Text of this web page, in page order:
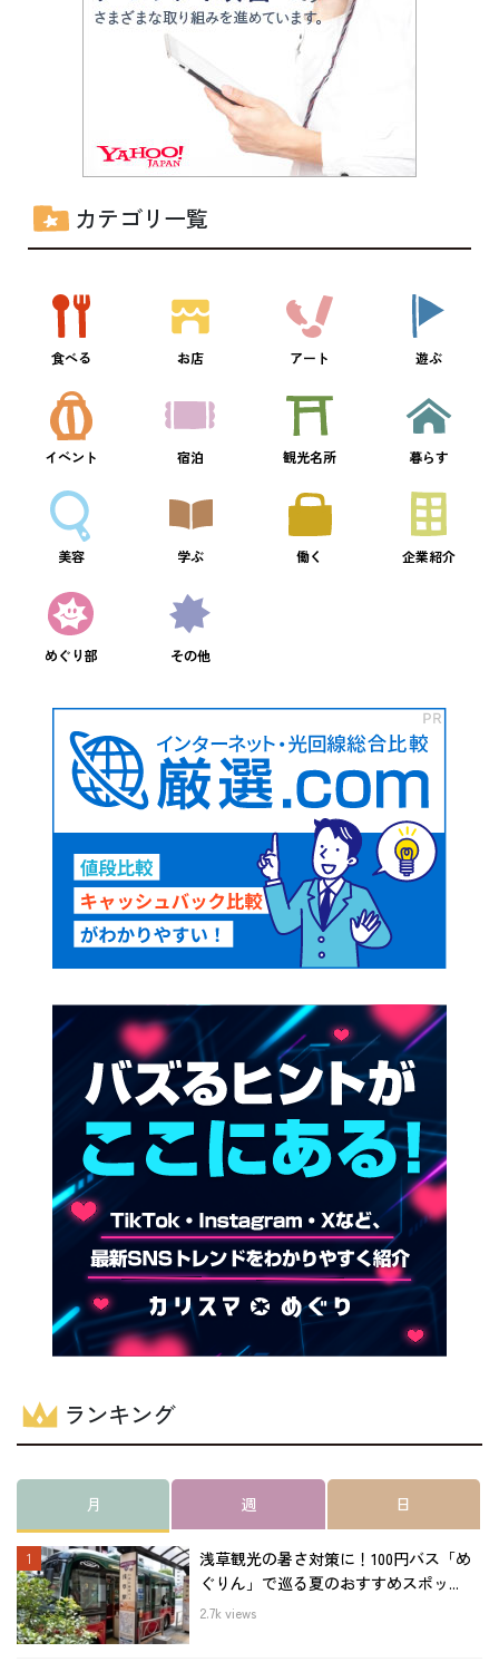
カテゴリ一覧
食べる お店 アート 遊ぶ
イベント 宿泊 観光名所 暮らす
美容 学ぶ 働く 企業紹介
めぐり部 その他
ランキング
月 週 日
浅草観光の暑さ対策に！100円バス「め
ぐりん」で巡る夏のおすすめスポッ...
2.7k views